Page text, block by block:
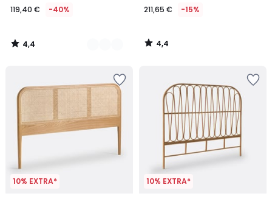
119,40
In
plaats
40%
toegepast.
119,40 € -40%
4,4
/
211,65 € -15%
4,4
/
10% EXTRA* 10% EXTRA*